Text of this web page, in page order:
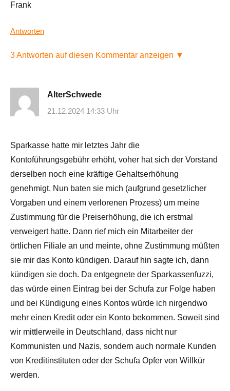
Frank
Antworten
3 Antworten auf diesen Kommentar anzeigen ▼
AlterSchwede
21.12.2024 14:33 Uhr
Sparkasse hatte mir letztes Jahr die
Kontoführungsgebühr erhöht, voher hat sich der Vorstand
derselben noch eine kräftige Gehaltserhöhung
genehmigt. Nun baten sie mich (aufgrund gesetzlicher
Vorgaben und einem verlorenen Prozess) um meine
Zustimmung für die Preiserhöhung, die ich erstmal
verweigert hatte. Dann rief mich ein Mitarbeiter der
örtlichen Filiale an und meinte, ohne Zustimmung müßten
sie mir das Konto kündigen. Darauf hin sagte ich, dann
kündigen sie doch. Da entgegnete der Sparkassenfuzzi,
das würde einen Eintrag bei der Schufa zur Folge haben
und bei Kündigung eines Kontos würde ich nirgendwo
mehr einen Kredit oder ein Konto bekommen. Soweit sind
wir mittlerweile in Deutschland, dass nicht nur
Kommunisten und Nazis, sondern auch normale Kunden
von Kreditinstituten oder der Schufa Opfer von Willkür
werden.